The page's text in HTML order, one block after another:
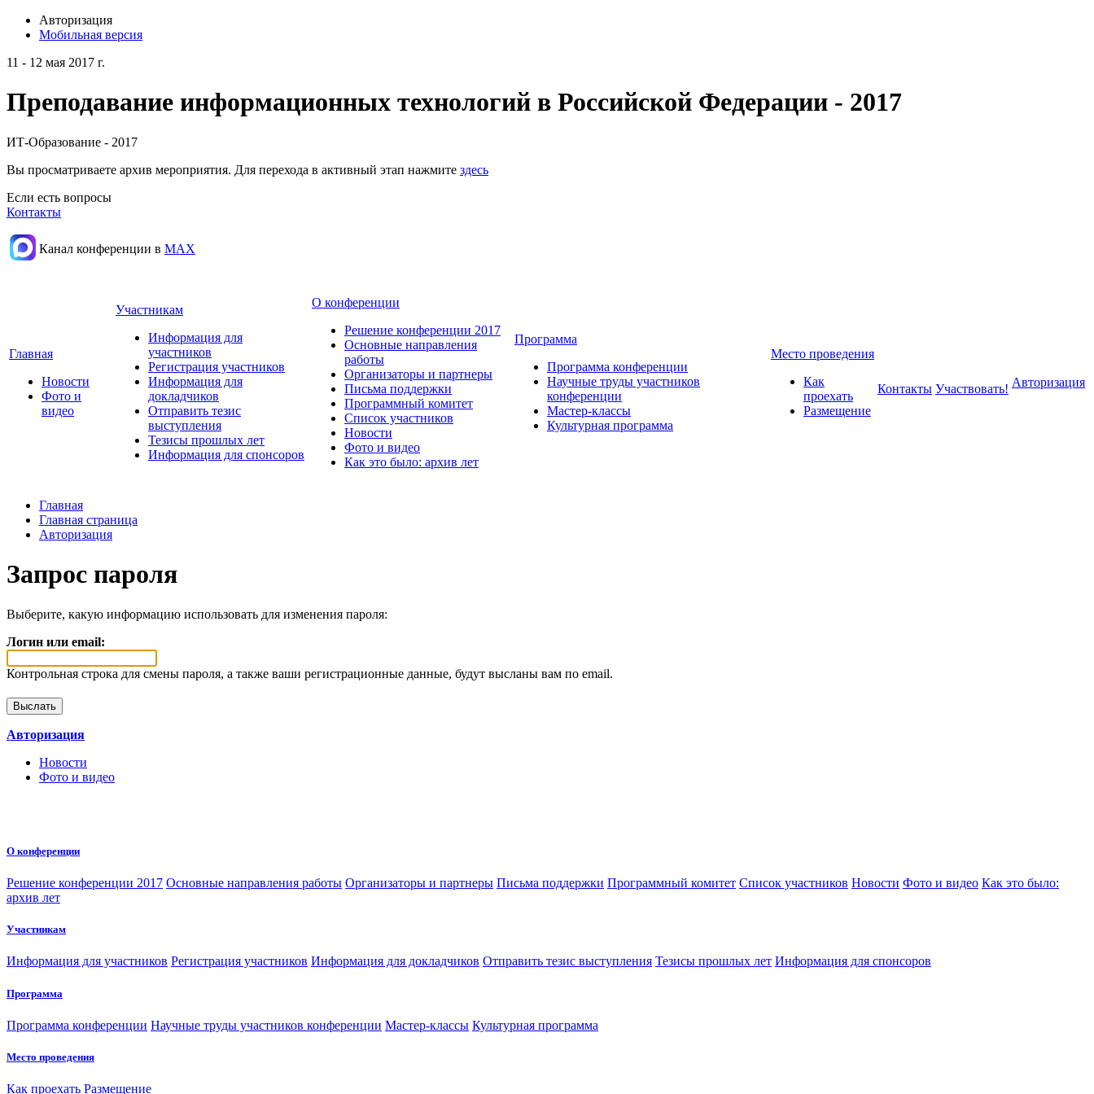
Авторизация
Мобильная версия
11 - 12 мая 2017 г.
Преподавание информационных технологий в Российской Федерации - 2017
ИТ-Образование - 2017
Вы просматриваете архив мероприятия. Для перехода в активный этап нажмите здесь
Если есть вопросы
Контакты
Канал конференции в МАХ
Главная
Новости
Фото и
видео
Участникам
Информация для
участников
Регистрация участников
Информация для
докладчиков
Отправить тезис
выступления
Тезисы прошлых лет
Информация для спонсоров
О конференции
Решение конференции 2017
Основные направления
работы
Организаторы и партнеры
Письма поддержки
Программный комитет
Список участников
Новости
Фото и видео
Как это было: архив лет
Программа
Программа конференции
Научные труды участников
конференции
Мастер-классы
Культурная программа
Место проведения
Как
проехать
Размещение
Контакты Участвовать! Авторизация
Главная
Главная страница
Авторизация
Запрос пароля
Выберите, какую информацию использовать для изменения пароля:
Логин или email:
Контрольная строка для смены пароля, а также ваши регистрационные данные, будут высланы вам по email.
Авторизация
Новости
Фото и видео
О конференции
Решение конференции 2017 Основные направления работы Организаторы и партнеры Письма поддержки Программный комитет Список участников Новости Фото и видео Как это было:
архив лет
Участникам
Информация для участников Регистрация участников Информация для докладчиков Отправить тезис выступления Тезисы прошлых лет Информация для спонсоров
Программа
Программа конференции Научные труды участников конференции Мастер-классы Культурная программа
Место проведения
Как проехать Размещение